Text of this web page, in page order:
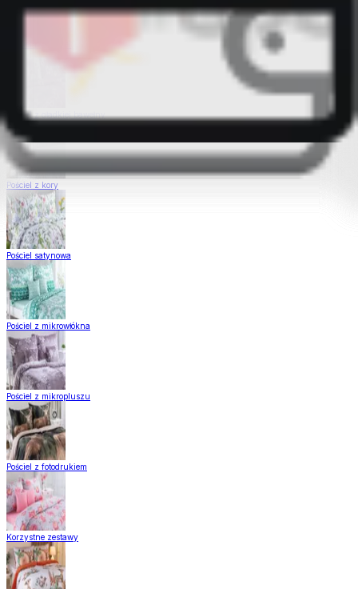
Pościel z gładkiej bawełny
Pościel z kory
Pościel satynowa
Pościel z mikrowłókna
Pościel z mikropluszu
Pościel z fotodrukiem
Korzystne zestawy